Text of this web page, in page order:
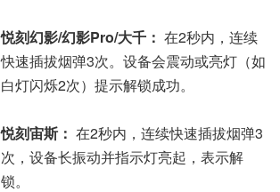
悦刻幻影/幻影Pro/大千： 在2秒内，连续
快速插拔烟弹3次。设备会震动或亮灯（如
白灯闪烁2次）提示解锁成功。
悦刻宙斯： 在2秒内，连续快速插拔烟弹3
次，设备长振动并指示灯亮起，表示解
锁。